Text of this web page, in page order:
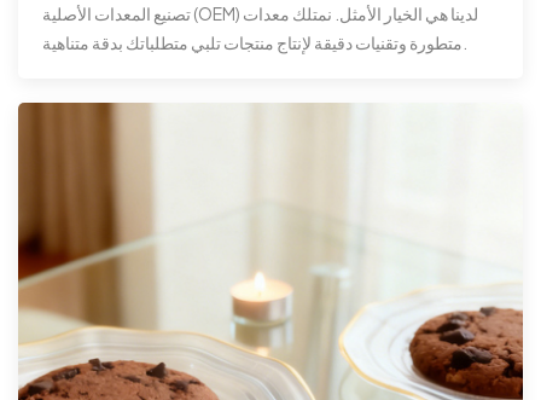
تصنيع المعدات الأصلية (OEM) لدينا هي الخيار الأمثل. نمتلك معدات